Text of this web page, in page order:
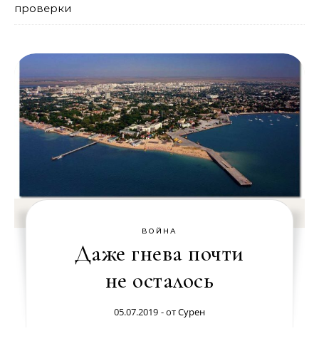
проверки
ВОЙНА
Даже гнева почти
не осталось
05.07.2019 - отСурен